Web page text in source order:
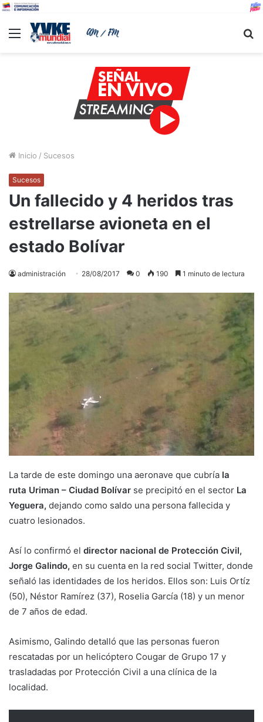
Menu
Inicio / Sucesos
Sucesos
Un fallecido y 4 heridos tras
estrellarse avioneta en el
estado Bolívar
administración 28/08/2017 0 190 1 minuto de lectura
La tarde de este domingo una aeronave que cubría la
ruta Uriman – Ciudad Bolívar se precipitó en el sector La
Yeguera, dejando como saldo una persona fallecida y
cuatro lesionados.
Así lo confirmó el director nacional de Protección Civil,
Jorge Galindo, en su cuenta en la red social Twitter, donde
señaló las identidades de los heridos. Ellos son: Luis Ortíz
(50), Néstor Ramírez (37), Roselia García (18) y un menor
de 7 años de edad.
Asimismo, Galindo detalló que las personas fueron
rescatadas por un helicóptero Cougar de Grupo 17 y
trasladadas por Protección Civil a una clínica de la
localidad.